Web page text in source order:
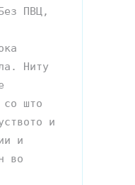
ПВЦ,
Ниту
со што
и
и
во